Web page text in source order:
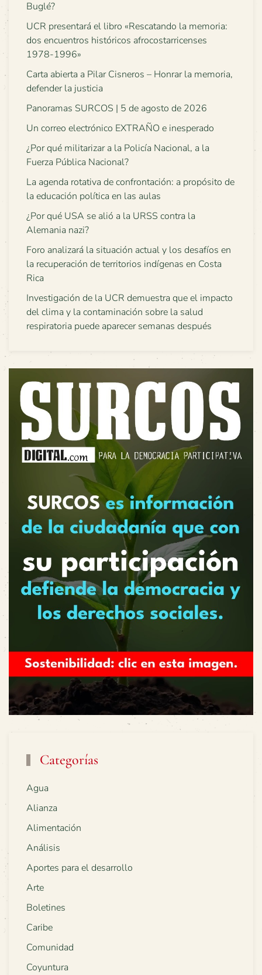
Buglé?
UCR presentará el libro «Rescatando la memoria:
dos encuentros históricos afrocostarricenses
1978-1996»
Carta abierta a Pilar Cisneros – Honrar la memoria,
defender la justicia
Panoramas SURCOS | 5 de agosto de 2026
Un correo electrónico EXTRAÑO e inesperado
¿Por qué militarizar a la Policía Nacional, a la
Fuerza Pública Nacional?
La agenda rotativa de confrontación: a propósito de
la educación política en las aulas
¿Por qué USA se alió a la URSS contra la
Alemania nazi?
Foro analizará la situación actual y los desafíos en
la recuperación de territorios indígenas en Costa
Rica
Investigación de la UCR demuestra que el impacto
del clima y la contaminación sobre la salud
respiratoria puede aparecer semanas después
Categorías
Agua
Alianza
Alimentación
Análisis
Aportes para el desarrollo
Arte
Boletines
Caribe
Comunidad
Coyuntura